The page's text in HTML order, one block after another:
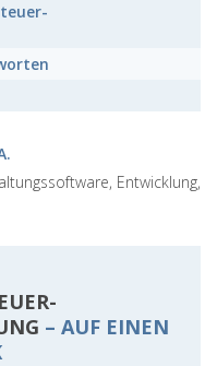
Entwicklung,
– AUF EINEN